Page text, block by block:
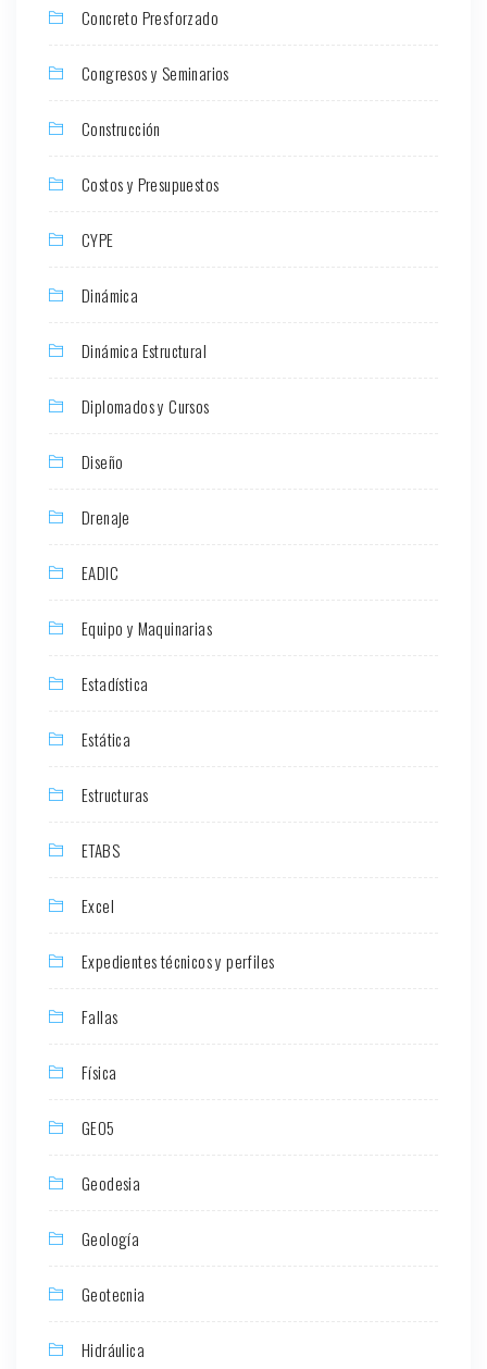
Concreto Presforzado
Congresos y Seminarios
Construcción
Costos y Presupuestos
CYPE
Dinámica
Dinámica Estructural
Diplomados y Cursos
Diseño
Drenaje
EADIC
Equipo y Maquinarias
Estadística
Estática
Estructuras
ETABS
Excel
Expedientes técnicos y perfiles
Fallas
Física
GEO5
Geodesia
Geología
Geotecnia
Hidráulica